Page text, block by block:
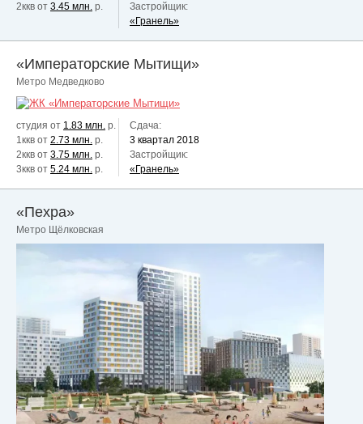
2ккв от 3.45 млн. р.
Застройщик:
«Гранель»
«Императорские Мытищи»
Метро Медведково
студия от 1.83 млн. р.
1ккв от 2.73 млн. р.
2ккв от 3.75 млн. р.
3ккв от 5.24 млн. р.
Сдача:
3 квартал 2018
Застройщик:
«Гранель»
«Пехра»
Метро Щёлковская